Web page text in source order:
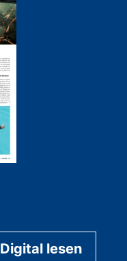
Digital lesen